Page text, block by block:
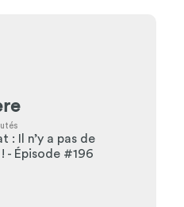
: Il n’y a pas de
- Épisode #196